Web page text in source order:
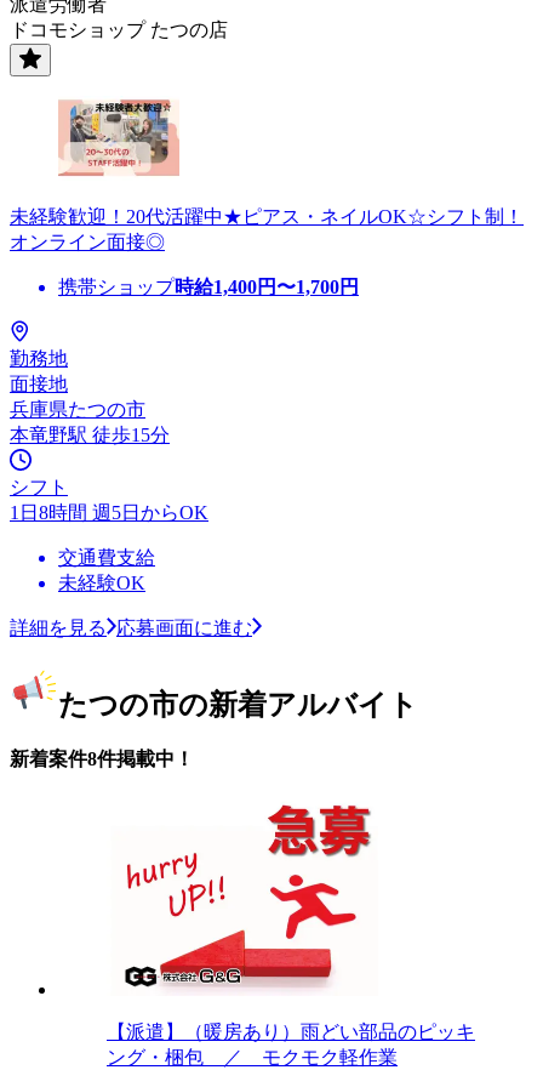
ドコモショップ たつの店
未経験歓迎！20代活躍中★ピアス・ネイルOK☆シフト制！
オンライン面接◎
携帯ショップ時給1,400円〜1,700円
勤務地
面接地
兵庫県たつの市
本竜野駅 徒歩15分
シフト
1日8時間 週5日からOK
交通費支給
未経験OK
詳細を見る 応募画面に進む
たつの市の新着アルバイト
新着案件8件掲載中！
【派遣】（暖房あり）雨どい部品のピッキ
ング・梱包 ／ モクモク軽作業